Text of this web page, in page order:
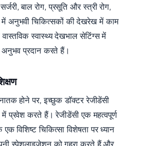
बाल रोग, प्रसूति और स्त्री रोग,
में अनुभवी चिकित्सकों की देखरेख में काम
स्वास्थ्य देखभाल सेटिंग्स में
अनुभव प्रदान करते हैं।
होने पर, इच्छुक डॉक्टर रेजीडेंसी
में प्रवेश करते हैं। रेजीडेंसी एक महत्वपूर्ण
विशिष्ट चिकित्सा विशेषता पर ध्यान
स्पेशलाइजेशन को गहरा करते हैं और